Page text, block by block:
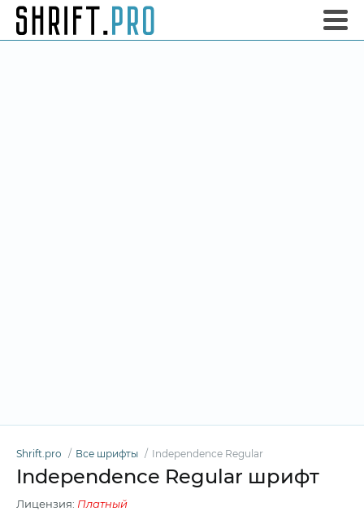
Shrift.pro Все шрифты Independence Regular
Independence Regular шрифт
Лицензия: Платный